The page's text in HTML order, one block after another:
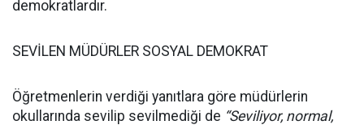
demokratlardır.
SEVİLEN MÜDÜRLER SOSYAL DEMOKRAT
Öğretmenlerin verdiği yanıtlara göre müdürlerin
okullarında sevilip sevilmediği de “Seviliyor, normal,